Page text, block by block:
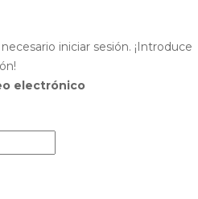
iniciar sesión. ¡Introduce
electrónico